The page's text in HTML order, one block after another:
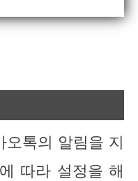
오톡의 알림을 지
따라 설정을 해